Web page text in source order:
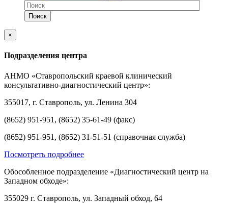
×
Подразделения центра
АНМО «Ставропольский краевой клинический
консультативно-диагностический центр»:
355017, г. Ставрополь, ул. Ленина 304
(8652) 951-951, (8652) 35-61-49 (факс)
(8652) 951-951, (8652) 31-51-51 (справочная служба)
Посмотреть подробнее
Обособленное подразделение «Диагностический центр на
Западном обходе»:
355029 г. Ставрополь, ул. Западный обход, 64